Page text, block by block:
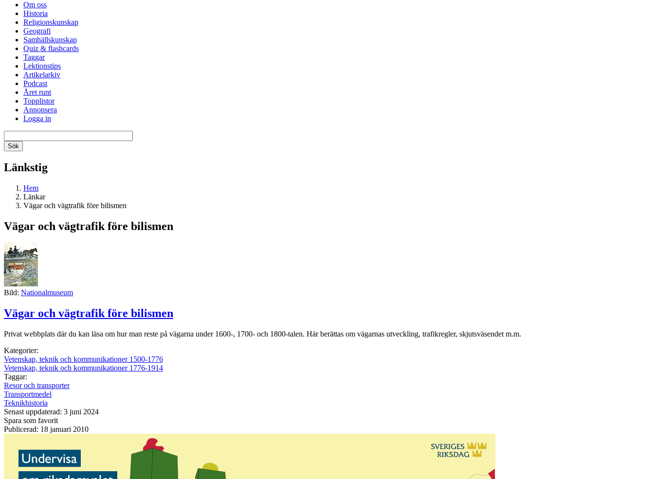
Om oss
Historia
Religionskunskap
Geografi
Samhällskunskap
Quiz & flashcards
Taggar
Lektionstips
Artikelarkiv
Podcast
Året runt
Topplistor
Annonsera
Logga in
Länkstig
Hem
Länkar
Vägar och vägtrafik före bilismen
Vägar och vägtrafik före bilismen
Bild: Nationalmuseum
Vägar och vägtrafik före bilismen
Privat webbplats där du kan läsa om hur man reste på vägarna under 1600-, 1700- och 1800-talen. Här berättas om vägarnas utveckling, trafikregler, skjutsväsendet m.m.
Kategorier:
Vetenskap, teknik och kommunikationer 1500-1776
Vetenskap, teknik och kommunikationer 1776-1914
Taggar:
Resor och transporter
Transportmedel
Teknikhistoria
Senast uppdaterad: 3 juni 2024
Spara som favorit
Publicerad: 18 januari 2010